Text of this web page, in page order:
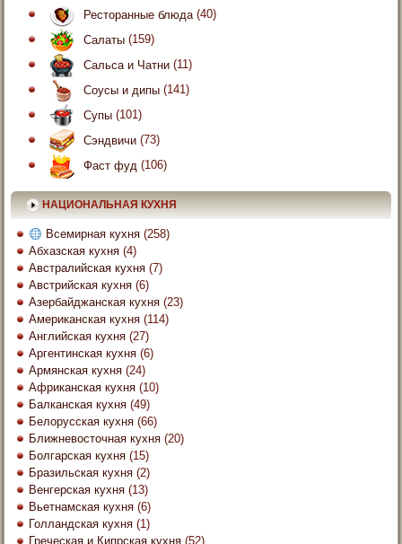
Ресторанные блюда (40)
Салаты (159)
Сальса и Чатни (11)
Соусы и дипы (141)
Супы (101)
Сэндвичи (73)
Фаст фуд (106)
НАЦИОНАЛЬНАЯ КУХНЯ
Всемирная кухня (258)
Абхазская кухня (4)
Австралийская кухня (7)
Австрийская кухня (6)
Азербайджанская кухня (23)
Американская кухня (114)
Английская кухня (27)
Аргентинская кухня (6)
Армянская кухня (24)
Африканская кухня (10)
Балканская кухня (49)
Белорусская кухня (66)
Ближневосточная кухня (20)
Болгарская кухня (15)
Бразильская кухня (2)
Венгерская кухня (13)
Вьетнамская кухня (6)
Голландская кухня (1)
Греческая и Кипрская кухня (52)